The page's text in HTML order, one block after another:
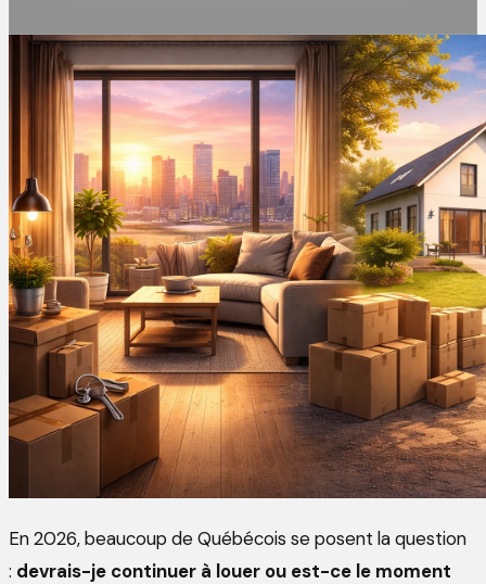
En 2026, beaucoup de Québécois se posent la question
: devrais-je continuer à louer ou est-ce le moment